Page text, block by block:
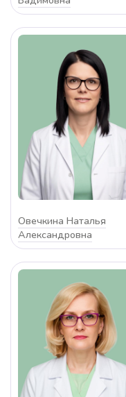
Овечкина Наталья
Александровна